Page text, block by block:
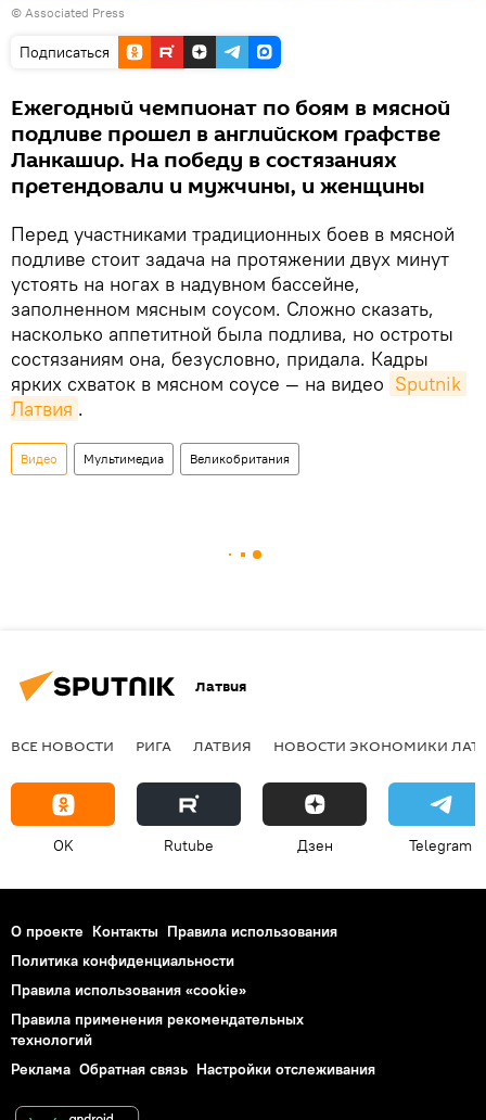
видео
© Associated Press
Подписаться
Ежегодный чемпионат по боям в мясной
подливе прошел в английском графстве
Ланкашир. На победу в состязаниях
претендовали и мужчины, и женщины
Перед участниками традиционных боев в мясной
подливе стоит задача на протяжении двух минут
устоять на ногах в надувном бассейне,
заполненном мясным соусом. Сложно сказать,
насколько аппетитной была подлива, но остроты
состязаниям она, безусловно, придала. Кадры
ярких схваток в мясном соусе — на видео Sputnik
Латвия .
Видео Мультимедиа Великобритания
Латвия
ВСЕ НОВОСТИ РИГА ЛАТВИЯ НОВОСТИ ЭКОНОМИКИ
OK Rutube Дзен Telegram
О проекте Контакты Правила использования
Политика конфиденциальности
Правила использования «cookie»
Правила применения рекомендательных
технологий
Реклама Обратная связь Настройки отслеживания